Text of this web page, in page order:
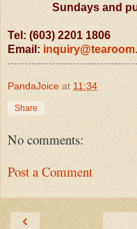
Sundays and
Tel: (603) 2201 1806
Email:
PandaJoice at 11:34
Share
No comments:
Post a Comment
‹